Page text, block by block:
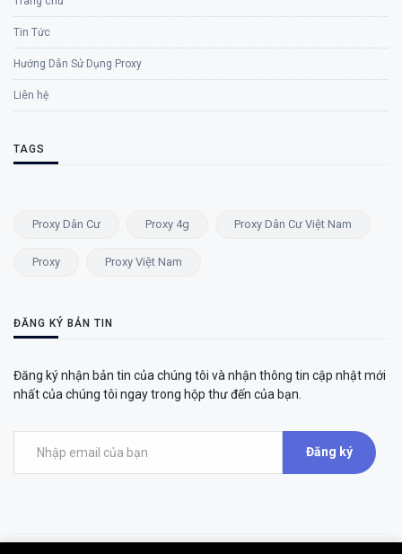
Trang chủ
Tin Tức
Hướng Dẫn Sử Dụng Proxy
Liên hệ
TAGS
Proxy Dân Cư Proxy 4g Proxy Dân Cư Việt Nam
Proxy Proxy Việt Nam
ĐĂNG KÝ BẢN TIN
Đăng ký nhận bản tin của chúng tôi và nhận thông tin cập nhật mới
nhất của chúng tôi ngay trong hộp thư đến của bạn.
Đăng ký